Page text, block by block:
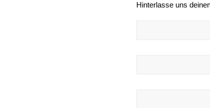
Hinterlasse uns